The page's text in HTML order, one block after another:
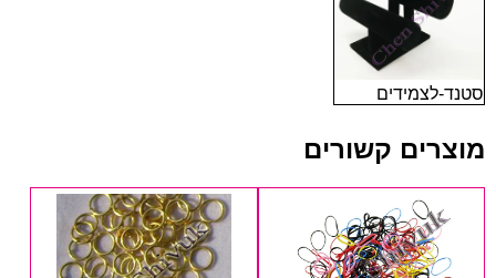
סטנד-לצמידים
מוצרים קשורים